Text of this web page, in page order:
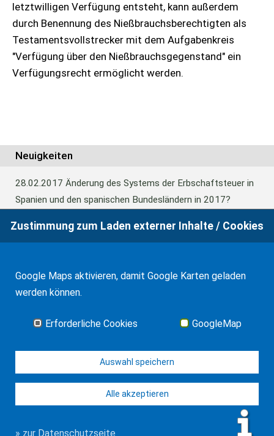
letztwilligen Verfügung entsteht, kann außerdem
durch Benennung des Nießbrauchsberechtigten als
Testamentsvollstrecker mit dem Aufgabenkreis
"Verfügung über den Nießbrauchsgegenstand" ein
Verfügungsrecht ermöglicht werden.
Neuigkeiten
28.02.2017 Änderung des Systems der Erbschaftsteuer in
Spanien und den spanischen Bundesländern in 2017?
24.06.2016Europäisches Güterrecht verabschiedet
01.01.2016
Erbschaftsteuer und Schenkungssteuer der
© WF Synold & Associates 2026
Zustimmung zum Laden externer Inhalte / Cookies
Google Maps aktivieren, damit Google Karten geladen
werden können.
Erforderliche Cookies GoogleMap
Auswahl speichern
Alle akzeptieren
» zur Datenschutzseite